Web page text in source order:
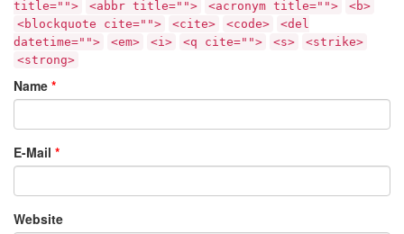
title="">
<abbr title=""> <acronym title="">
<b>
<blockquote cite="">
<cite> <code>
<del
datetime="">
<em> <i> <q cite=""> <s>
<strike>
<strong>
Name *
E-Mail *
Website